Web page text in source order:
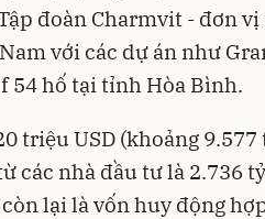
đoàn Charmvit - đơn
với các dự án như
54 hố tại tỉnh Hòa Bình.
triệu USD (khoảng 9.577
các nhà đầu tư là 2.736
lại là vốn huy động